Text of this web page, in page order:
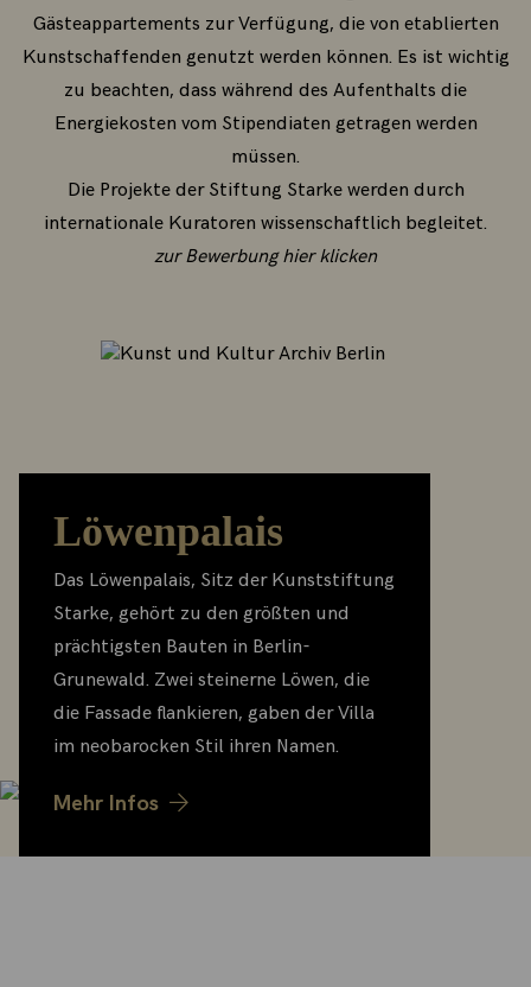
Gästeappartements zur Verfügung, die von etablierten
Kunstschaffenden genutzt werden können. Es ist wichtig
zu beachten, dass während des Aufenthalts die
Energiekosten vom Stipendiaten getragen werden
müssen.
Die Projekte der Stiftung Starke werden durch
internationale Kuratoren wissenschaftlich begleitet.
zur Bewerbung hier klicken
Löwenpalais
Das Löwenpalais, Sitz der Kunststiftung
Starke, gehört zu den größten und
prächtigsten Bauten in Berlin-
Grunewald. Zwei steinerne Löwen, die
die Fassade flankieren, gaben der Villa
im neobarocken Stil ihren Namen.
Mehr Infos